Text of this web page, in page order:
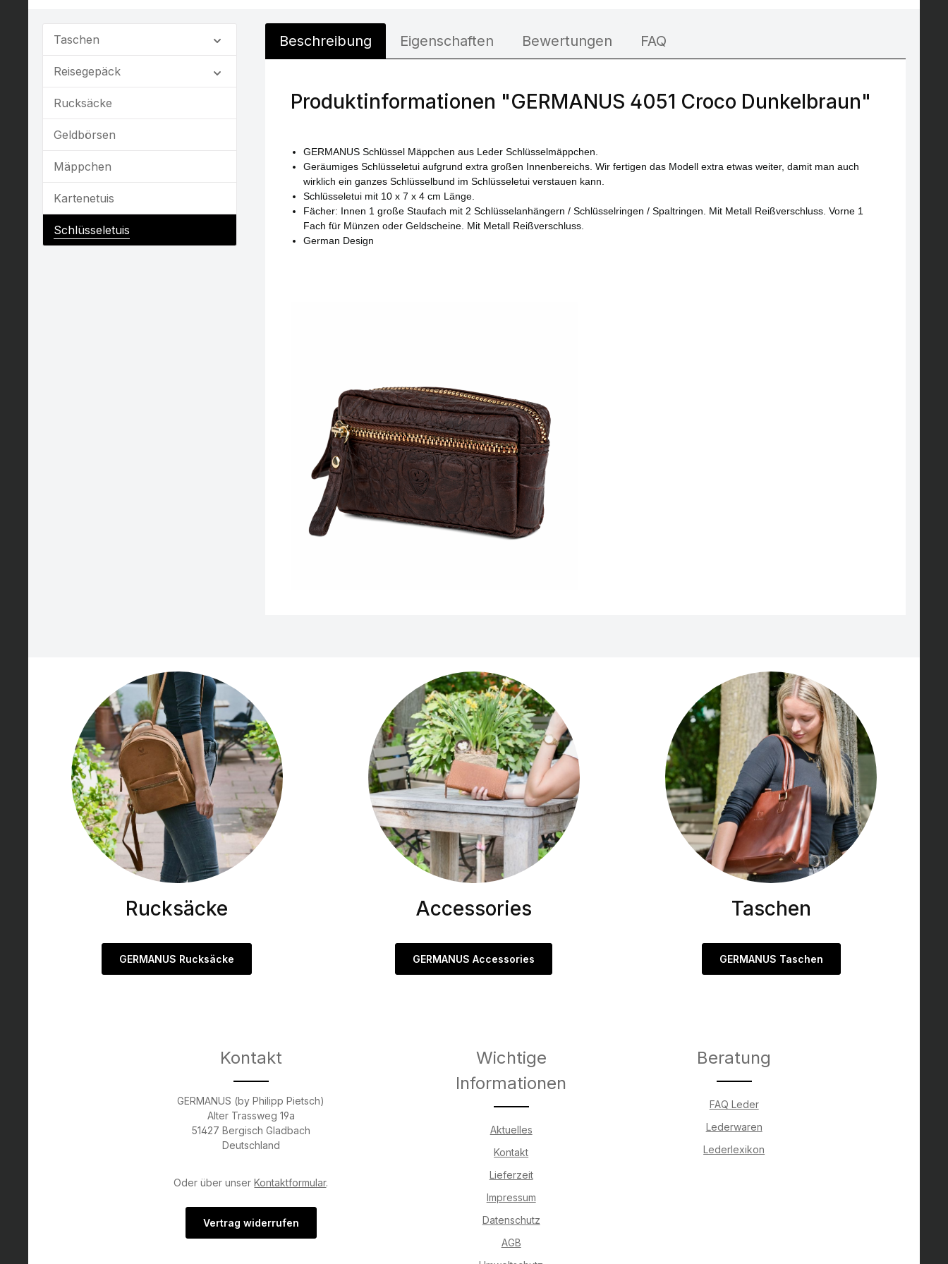
Taschen
Reisegepäck
Rucksäcke
Geldbörsen
Mäppchen
Kartenetuis
Schlüsseletuis
Beschreibung Eigenschaften Bewertungen FAQ
Produktinformationen "GERMANUS 4051 Croco Dunkelbraun"
GERMANUS Schlüssel Mäppchen aus Leder Schlüsselmäppchen.
Geräumiges Schlüsseletui aufgrund extra großen Innenbereichs. Wir fertigen das Modell extra etwas weiter, damit man auch
wirklich ein ganzes Schlüsselbund im Schlüsseletui verstauen kann.
Schlüsseletui mit 10 x 7 x 4 cm Länge.
Fächer: Innen 1 große Staufach mit 2 Schlüsselanhängern / Schlüsselringen / Spaltringen. Mit Metall Reißverschluss. Vorne 1
Fach für Münzen oder Geldscheine. Mit Metall Reißverschluss.
German Design
Rucksäcke
GERMANUS Rucksäcke
Accessories
GERMANUS Accessories
Taschen
GERMANUS Taschen
Kontakt
GERMANUS (by Philipp Pietsch)
Alter Trassweg 19a
51427 Bergisch Gladbach
Deutschland
Oder über unserKontaktformular.
Vertrag widerrufen
Wichtige
Informationen
Aktuelles
Kontakt
Lieferzeit
Impressum
Datenschutz
AGB
Beratung
FAQ Leder
Lederwaren
Lederlexikon